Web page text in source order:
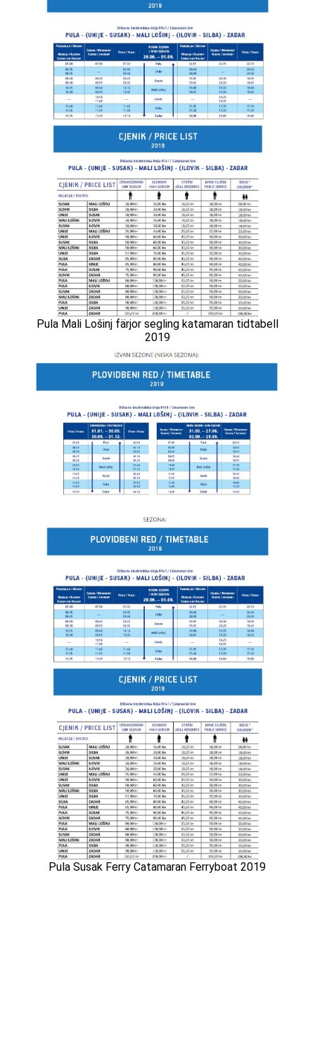
Pula Mali Lošinj färjor segling katamaran tidtabell
2019
Pula Susak Ferry Catamaran Ferryboat 2019